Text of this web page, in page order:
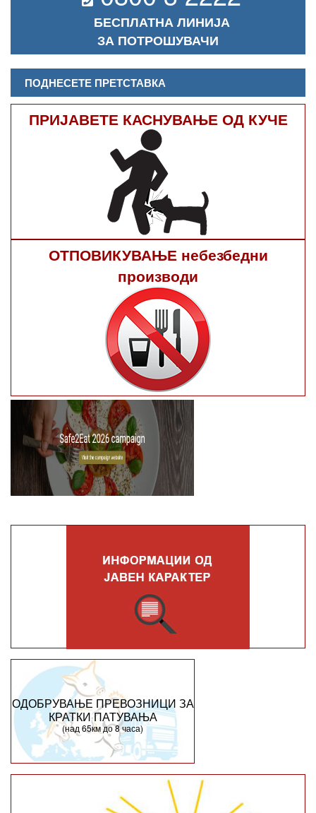
БЕСПЛАТНА ЛИНИЈА
ЗА ПОТРОШУВАЧИ
ПОДНЕСЕТЕ ПРЕТСТАВКА
ПРИЈАВЕТЕ КАСНУВАЊЕ ОД КУЧЕ
ОТПОВИКУВАЊЕ небезбедни
производи
ОДОБРУВАЊЕ ПРЕВОЗНИЦИ ЗА
КРАТКИ ПАТУВАЊА
(над 65км до 8 часа)